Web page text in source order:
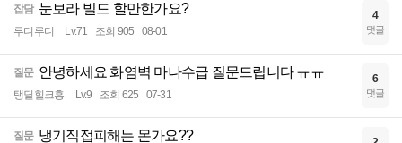
잡담 눈보라 빌드 할만한가요?
루디루디 Lv.71 조회 905 08-01
4
댓글
질문 안녕하세요 화염벽 마나수급 질문드립니다 ㅠㅠ
탱딜힐크흥 Lv.9 조회 625 07-31
6
댓글
질문 냉기직접피해는 몬가요??